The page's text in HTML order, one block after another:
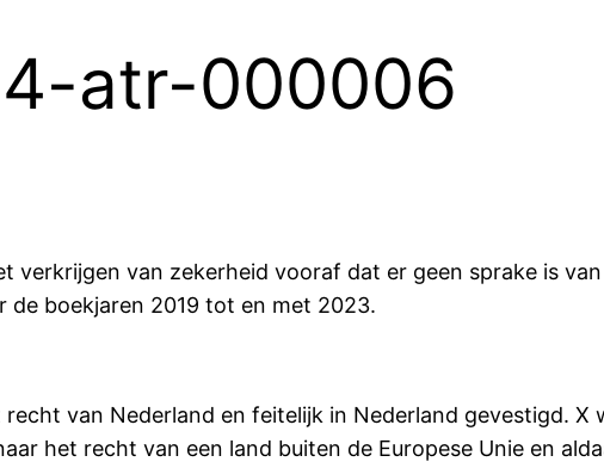
atr-000006
verkrijgen van zekerheid vooraf dat er geen sprake is
de boekjaren 2019 tot en met 2023.
van Nederland en feitelijk in Nederland gevestigd.
het recht van een land buiten de Europese Unie en